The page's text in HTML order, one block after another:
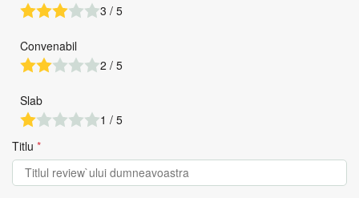
3 / 5
Convenabil
2 / 5
Slab
1 / 5
Titlu *